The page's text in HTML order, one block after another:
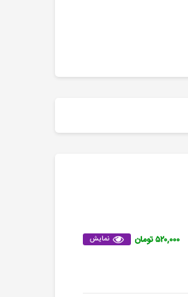
نمایش ۵۲۰,۰۰۰ تومان